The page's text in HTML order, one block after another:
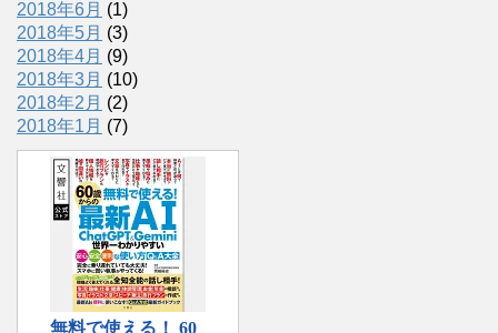
2018年6月 (1)
2018年5月 (3)
2018年4月 (9)
2018年3月 (10)
2018年2月 (2)
2018年1月 (7)